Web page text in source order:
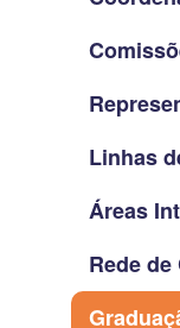
Linhas
Áreas
Rede